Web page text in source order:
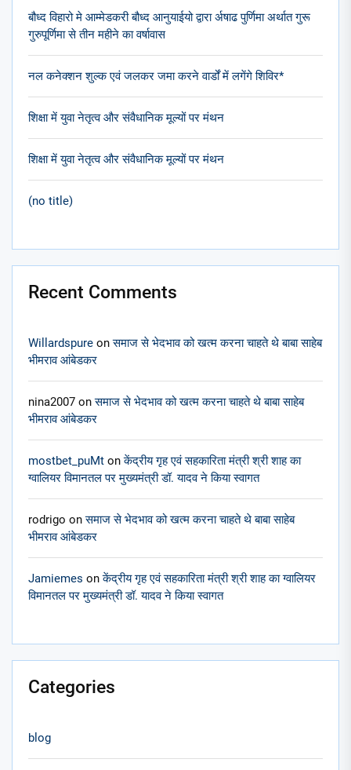
बौध्द विहारो मे आम्मेडकरी बौध्द आनुयाईयो द्वारा र्अषाढ पुर्णिमा अर्थात गुरू
गुरुपूर्णिमा से तीन महीने का वर्षावास
नल कनेक्शन शुल्क एवं जलकर जमा करने वार्डों में लगेंगे शिविर*
शिक्षा में युवा नेतृत्व और संवैधानिक मूल्यों पर मंथन
शिक्षा में युवा नेतृत्व और संवैधानिक मूल्यों पर मंथन
(no title)
Recent Comments
Willardspure onसमाज से भेदभाव को खत्म करना चाहते थे बाबा साहेब
भीमराव आंबेडकर
nina2007 onसमाज से भेदभाव को खत्म करना चाहते थे बाबा साहेब
भीमराव आंबेडकर
mostbet_puMt onकेंद्रीय गृह एवं सहकारिता मंत्री श्री शाह का
ग्वालियर विमानतल पर मुख्यमंत्री डॉ. यादव ने किया स्वागत
rodrigo onसमाज से भेदभाव को खत्म करना चाहते थे बाबा साहेब
भीमराव आंबेडकर
Jamiemes onकेंद्रीय गृह एवं सहकारिता मंत्री श्री शाह का ग्वालियर
विमानतल पर मुख्यमंत्री डॉ. यादव ने किया स्वागत
Categories
blog